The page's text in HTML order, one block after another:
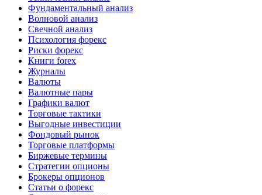
Фундаментальный анализ
Волновой анализ
Свечной анализ
Психология форекс
Риски форекс
Книги forex
Журналы
Валюты
Валютные пары
Графики валют
Торговые тактики
Выгодные инвестиции
Фондовый рынок
Торговые платформы
Биржевые термины
Стратегии опционы
Брокеры опционов
Статьи о форекс